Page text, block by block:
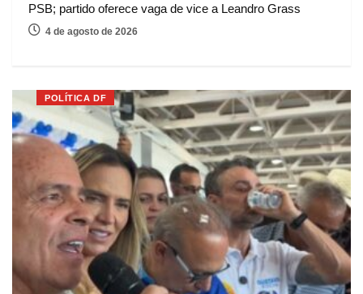
PSB; partido oferece vaga de vice a Leandro Grass
4 de agosto de 2026
POLÍTICA DF